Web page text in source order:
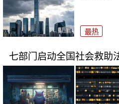
最热
七部门启动全国社会救助